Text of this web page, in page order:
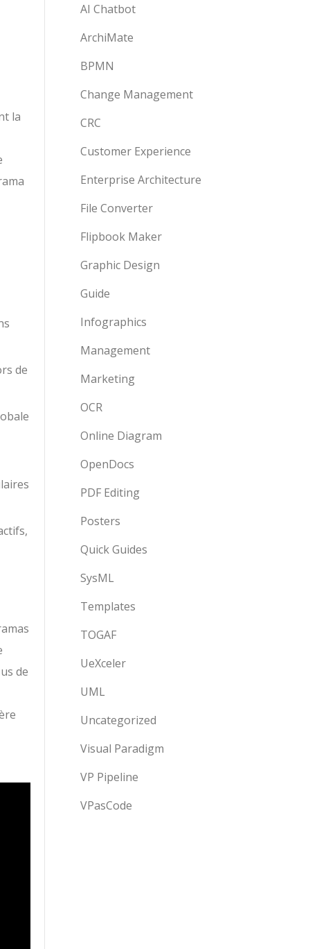
la
de
de
AI Chatbot
ArchiMate
BPMN
Change Management
CRC
Customer Experience
Enterprise Architecture
File Converter
Flipbook Maker
Graphic Design
Guide
Infographics
Management
Marketing
OCR
Online Diagram
OpenDocs
PDF Editing
Posters
Quick Guides
SysML
Templates
TOGAF
UeXceler
UML
Uncategorized
Visual Paradigm
VP Pipeline
VPasCode